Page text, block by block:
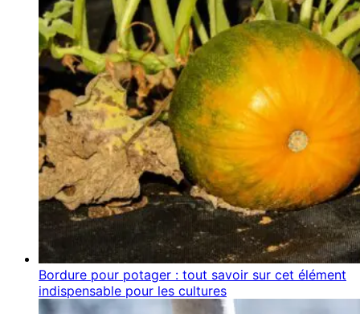
Bordure pour potager : tout savoir sur cet élément
indispensable pour les cultures